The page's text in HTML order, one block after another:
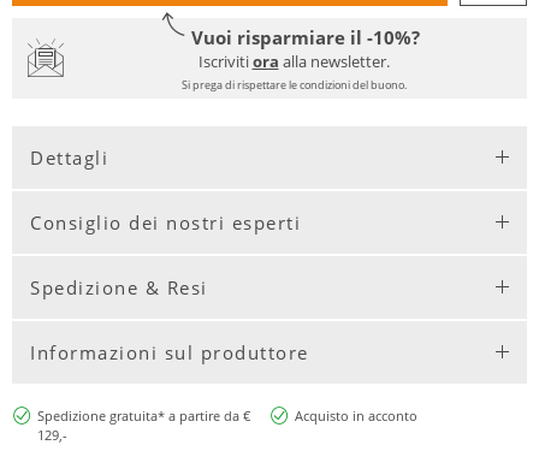
Vuoi risparmiare il -10%?
Iscrivitiora alla newsletter.
Si prega di rispettare le condizioni del buono.
Dettagli
Consiglio dei nostri esperti
Spedizione & Resi
Informazioni sul produttore
Spedizione gratuita* a partire da €
129,-
Acquisto in acconto